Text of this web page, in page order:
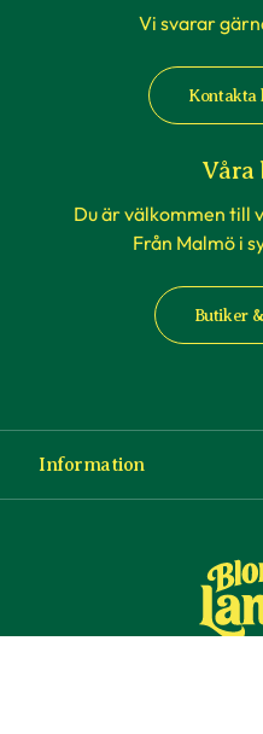
Vi svarar
Kontakta
Våra
Du är välkommen till
Från Malmö i
Butiker
Information
Köp- och leveransvillkor
Ångra ditt köp